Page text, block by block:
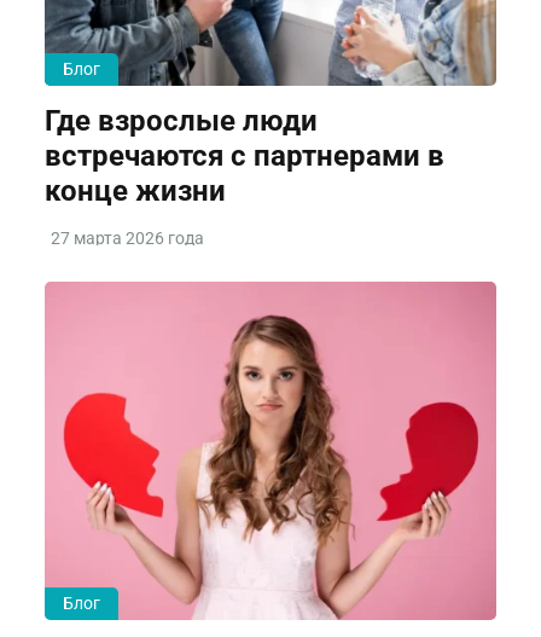
Блог
Где взрослые люди
встречаются с партнерами в
конце жизни
27 марта 2026 года
Блог